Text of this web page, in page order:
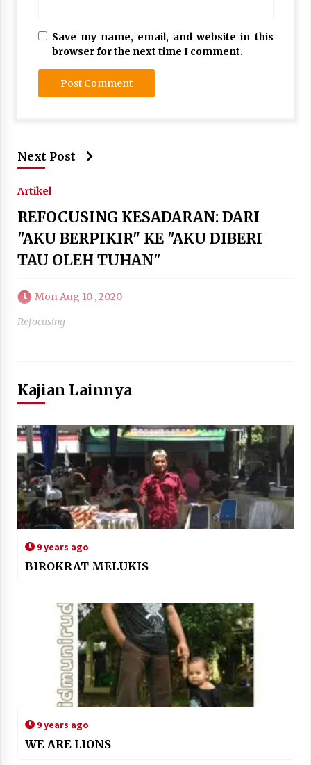
Save my name, email, and website in this
browser for the next time I comment.
Next Post
Artikel
REFOCUSING KESADARAN: DARI
"AKU BERPIKIR" KE "AKU DIBERI
TAU OLEH TUHAN"
Mon Aug 10 , 2020
Refocusing
Kajian Lainnya
9 years ago
BIROKRAT MELUKIS
9 years ago
WE ARE LIONS